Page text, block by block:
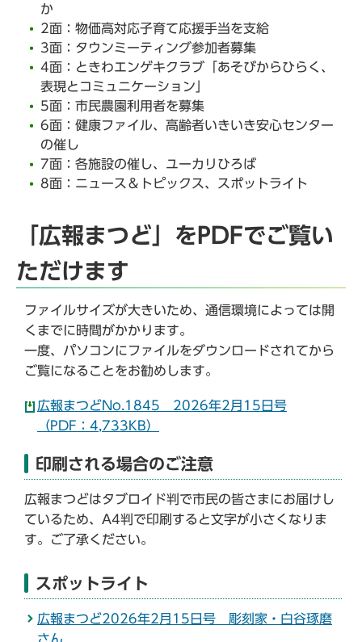
か
2面：物価高対応子育て応援手当を支給
3面：タウンミーティング参加者募集
4面：ときわエンゲキクラブ「あそびからひらく、
表現とコミュニケーション」
5面：市民農園利用者を募集
6面：健康ファイル、高齢者いきいき安心センター
の催し
7面：各施設の催し、ユーカリひろば
8面：ニュース＆トピックス、スポットライト
「広報まつど」をPDFでご覧い
ただけます
ファイルサイズが大きいため、通信環境によっては開
くまでに時間がかかります。
一度、パソコンにファイルをダウンロードされてから
ご覧になることをお勧めします。
広報まつどNo.1845 2026年2月15日号
（PDF：4,733KB）
印刷される場合のご注意
広報まつどはタブロイド判で市民の皆さまにお届けし
ているため、A4判で印刷すると文字が小さくなりま
す。ご了承ください。
スポットライト
広報まつど2026年2月15日号 彫刻家・白谷琢磨
さん